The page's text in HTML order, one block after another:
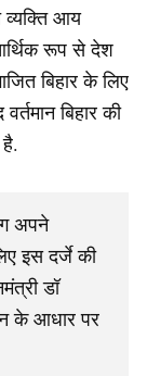
आय
रूप से देश
बिहार के लिए
बिहार की
अपने
इस दर्जे की
डॉ
के आधार पर